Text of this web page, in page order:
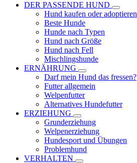
DER PASSENDE HUND
Hund kaufen oder adoptieren
Beste Hunde
Hunde nach Typen
Hund nach Größe
Hund nach Fell
Mischlingshunde
ERNÄHRUNG
Darf mein Hund das fressen?
Futter allgemein
Welpenfutter
Alternatives Hundefutter
ERZIEHUNG
Grunderziehung
Welpenerziehung
Hundesport und Übungen
Problemhund
VERHALTEN